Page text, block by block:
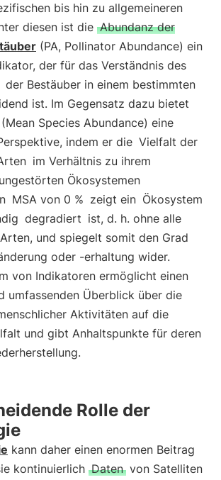
bis hin zu allgemeineren
diesen ist die Abundanz der
(PA, Pollinator Abundance) ein
der für das Verständnis des
der Bestäuber in einem bestimmten
ist. Im Gegensatz dazu bietet
Species Abundance) eine
indem er die Vielfalt der
im Verhältnis zu ihrem
Ökosystemen
MSA von 0 % zeigt ein Ökosystem
degradiert ist, d. h. ohne alle
und spiegelt somit den Grad
oder -erhaltung wider.
von Indikatoren ermöglicht einen
umfassenden Überblick über die
Aktivitäten auf die
und gibt Anhaltspunkte für deren
Rolle der
kann daher einen enormen Beitrag
kontinuierlich Daten von Satelliten